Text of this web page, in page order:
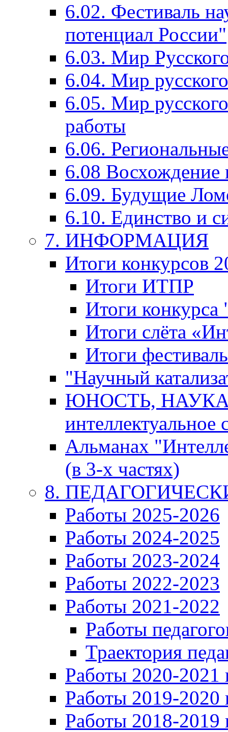
6.02. Фестиваль
потенциал России"
6.03. Мир
6.04. Мир
6.05. Мир
работы
6.06.
6.08 Восхождение
6.09. Будущие
6.10. Единство и
7. ИНФОРМАЦИЯ
Итоги конкурсов
Итоги ИТПР
Итоги
Итоги слёта
Итоги
"Научный
ЮНОСТЬ,
интеллектуальное
Альманах
(в 3-х частях)
8.
Работы 2025-2026
Работы 2024-2025
Работы 2023-2024
Работы 2022-2023
Работы 2021-2022
Работы
Траектория
Работы 2020-2021
Работы 2019-2020
Работы 2018-2019